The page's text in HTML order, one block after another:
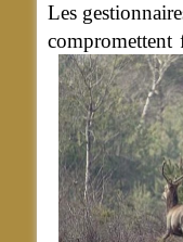
Les
compromettent